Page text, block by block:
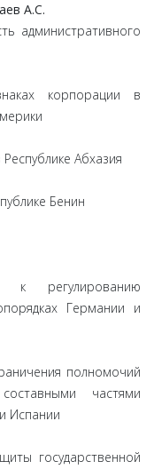
А.С.
административного
корпорации в
Абхазия
Бенин
к регулированию
Германии и
полномочий
частями
Испании
государственной